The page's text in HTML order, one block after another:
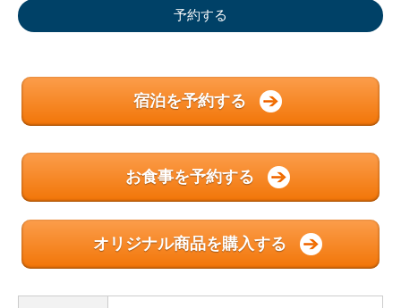
予約する
宿泊を予約する
お食事を予約する
オリジナル商品を購入する